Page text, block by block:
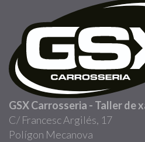
GSX Carrosseria - Taller de
C/ Francesc Argilés, 17
Polígon Mecanova